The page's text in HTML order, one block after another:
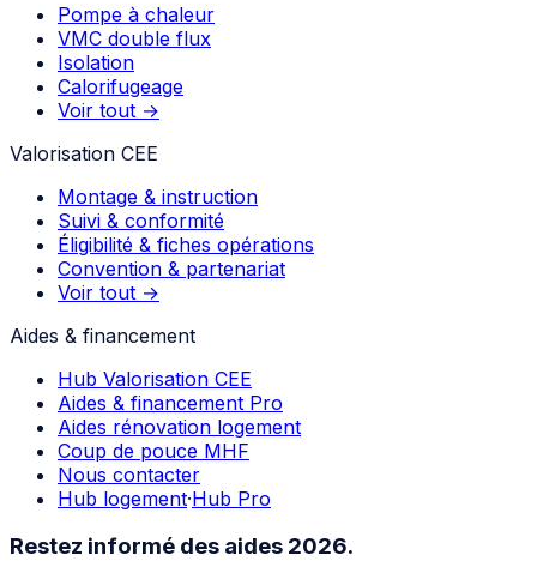
Pompe à chaleur
VMC double flux
Isolation
Calorifugeage
Voir tout →
Valorisation CEE
Montage & instruction
Suivi & conformité
Éligibilité & fiches opérations
Convention & partenariat
Voir tout →
Aides & financement
Hub Valorisation CEE
Aides & financement Pro
Aides rénovation logement
Coup de pouce MHF
Nous contacter
Hub logement·Hub Pro
Restez informé des aides 2026.